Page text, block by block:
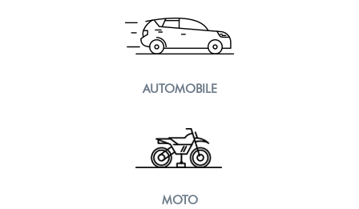
AUTOMOBILE
MOTO